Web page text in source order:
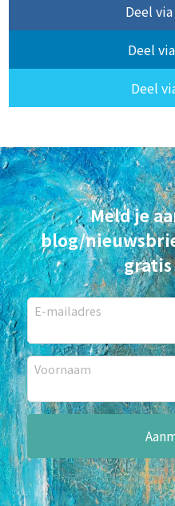
Deel
Deel
Deel
Meld je
blog/
E-mailadres
Voornaam